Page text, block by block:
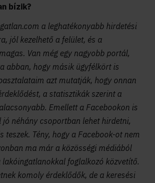
bízik?
a leghatékonyabb hirdetési
jól kezelhető a felület, és a
Van még egy nagyobb portál,
abban, hogy másik ügyfélkört is
azt mutatják, hogy onnan
a statisztikák szerint a
Emellett a Facebookon is
jó néhány csoportban lehet hirdetni,
teszek. Tény, hogy a Facebook-ot nem
ma már a közösségi médiából
foglalkozó közvetítő.
komoly érdeklődők, de a keresési